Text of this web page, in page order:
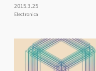
2015.3.25
Electronica